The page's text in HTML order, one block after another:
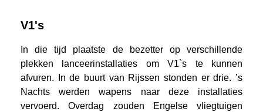
V1's
In die tijd plaatste de bezetter op verschillende
plekken lanceerinstallaties om V1`s te kunnen
afvuren. In de buurt van Rijssen stonden er drie. ’s
Nachts werden wapens naar deze installaties
vervoerd. Overdag zouden Engelse vliegtuigen